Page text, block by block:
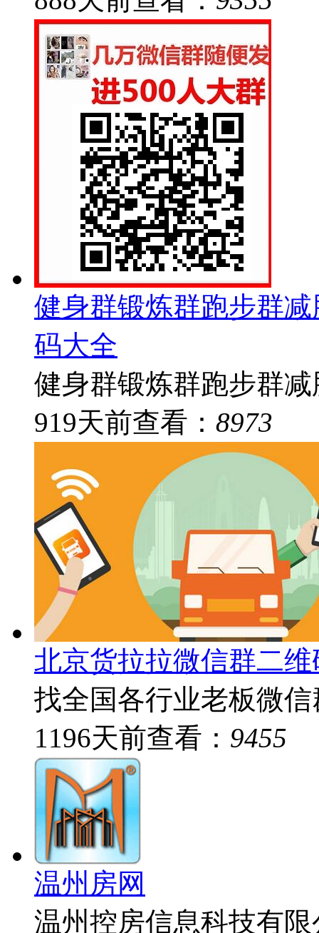
健身群锻炼群跑步群
码大全
健身群锻炼群跑步群
919天前查看： 8973
北京货拉拉微信群二维
找全国各行业老板微信
1196天前查看： 9455
温州房网
温州控房信息科技有限